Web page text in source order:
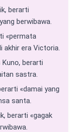
berarti
berwibawa.
«permata
akhir era Victoria.
Kuno, berarti
sastra.
«damai yang
santa.
berarti «gagak